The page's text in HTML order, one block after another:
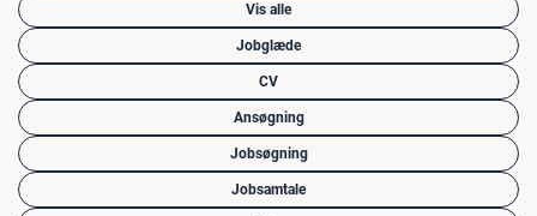
Vis alle
Jobglæde
CV
Ansøgning
Jobsøgning
Jobsamtale